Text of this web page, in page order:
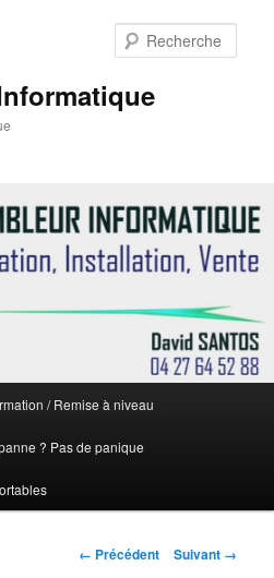
/ Remise à niveau
? Pas de panique
Navigation
← Précédent Suivant →